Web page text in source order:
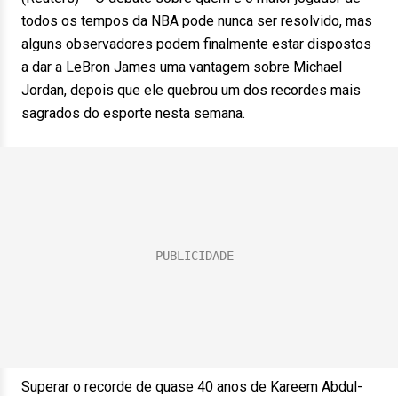
todos os tempos da NBA pode nunca ser resolvido, mas
alguns observadores podem finalmente estar dispostos
a dar a LeBron James uma vantagem sobre Michael
Jordan, depois que ele quebrou um dos recordes mais
sagrados do esporte nesta semana.
Superar o recorde de quase 40 anos de Kareem Abdul-